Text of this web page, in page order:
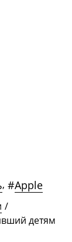
, #Apple
/
детям